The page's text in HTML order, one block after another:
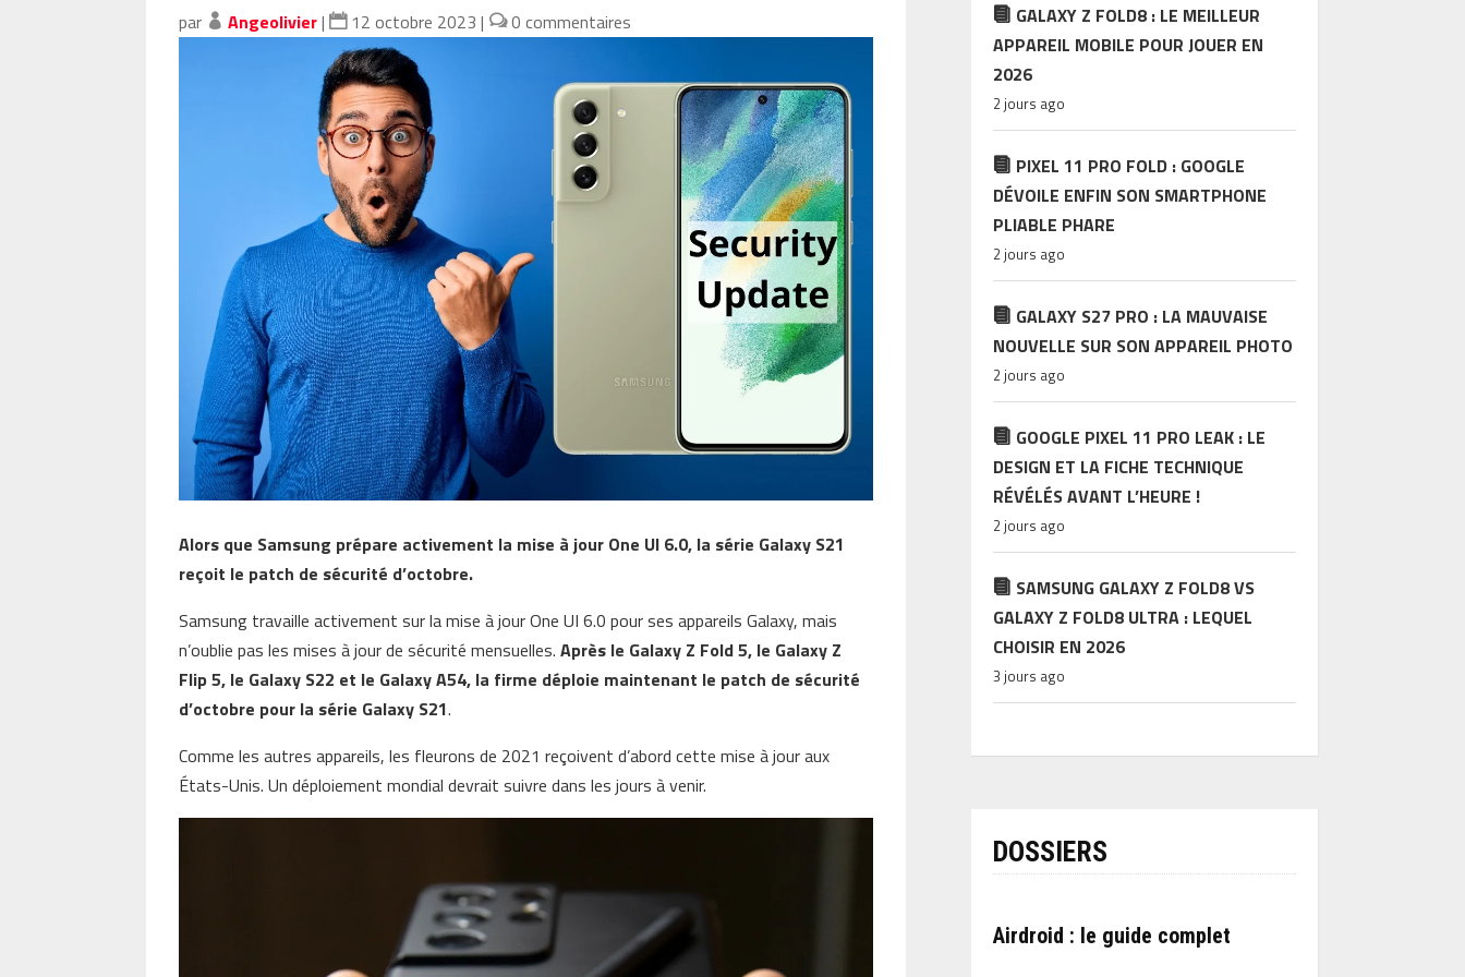
par Angeolivier| 12 octobre 2023 | 0 commentaires
Alors que Samsung prépare activement la mise à jour One UI 6.0, la série Galaxy S21
reçoit le patch de sécurité d’octobre.
Samsung travaille activement sur la mise à jour One UI 6.0 pour ses appareils Galaxy, mais
n’oublie pas les mises à jour de sécurité mensuelles.Après le Galaxy Z Fold 5, le Galaxy Z
Flip 5, le Galaxy S22 et le Galaxy A54, la firme déploie maintenant le patch de sécurité
d’octobre pour la série Galaxy S21.
Comme les autres appareils, les fleurons de 2021 reçoivent d’abord cette mise à jour aux
États-Unis. Un déploiement mondial devrait suivre dans les jours à venir.
GALAXY Z FOLD8 : LE MEILLEUR
APPAREIL MOBILE POUR JOUER EN
2026
2 jours ago
PIXEL 11 PRO FOLD : GOOGLE
DÉVOILE ENFIN SON SMARTPHONE
PLIABLE PHARE
2 jours ago
GALAXY S27 PRO : LA MAUVAISE
NOUVELLE SUR SON APPAREIL PHOTO
2 jours ago
GOOGLE PIXEL 11 PRO LEAK : LE
DESIGN ET LA FICHE TECHNIQUE
RÉVÉLÉS AVANT L’HEURE !
2 jours ago
SAMSUNG GALAXY Z FOLD8 VS
GALAXY Z FOLD8 ULTRA : LEQUEL
CHOISIR EN 2026
3 jours ago
DOSSIERS
Airdroid : le guide complet